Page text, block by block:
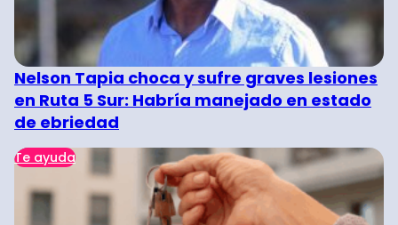
Nelson Tapia choca y sufre graves lesiones
en Ruta 5 Sur: Habría manejado en estado
de ebriedad
Te ayuda